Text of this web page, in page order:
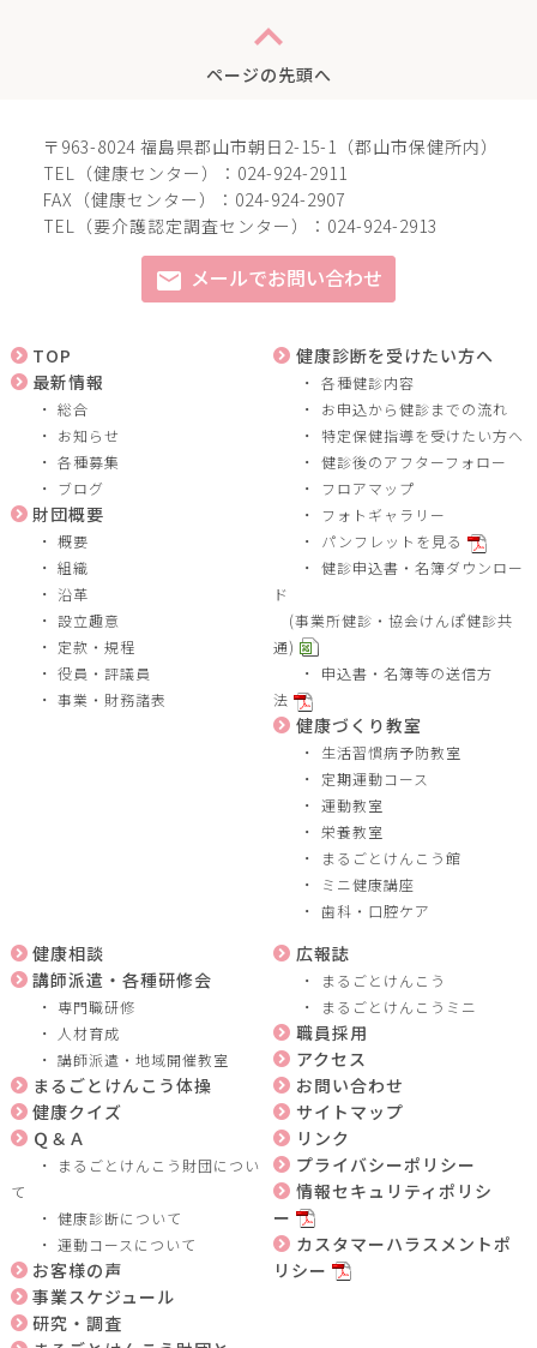
expand_less
ページの先頭へ
〒963-8024 福島県郡山市朝日2-15-1（郡山市保健所内）
TEL（健康センター）：024-924-2911
FAX（健康センター）：024-924-2907
TEL（要介護認定調査センター）：024-924-2913
mail メールでお問い合わせ
TOP
最新情報
総合
お知らせ
各種募集
ブログ
財団概要
概要
組織
沿革
設立趣意
定款・規程
役員・評議員
事業・財務諸表
健康診断を受けたい方へ
各種健診内容
お申込から健診までの流れ
特定保健指導を受けたい方へ
健診後のアフターフォロー
フロアマップ
フォトギャラリー
パンフレットを見る
健診申込書・名簿ダウンロー
ド
(事業所健診・協会けんぽ健診共
通)
申込書・名簿等の送信方
法
健康づくり教室
生活習慣病予防教室
定期運動コース
運動教室
栄養教室
まるごとけんこう館
ミニ健康講座
歯科・口腔ケア
健康相談
講師派遣・各種研修会
専門職研修
人材育成
講師派遣・地域開催教室
まるごとけんこう体操
健康クイズ
Ｑ＆Ａ
まるごとけんこう財団につい
て
健康診断について
運動コースについて
お客様の声
事業スケジュール
研究・調査
広報誌
まるごとけんこう
まるごとけんこうミニ
職員採用
アクセス
お問い合わせ
サイトマップ
リンク
プライバシーポリシー
情報セキュリティポリシ
ー
カスタマーハラスメントポ
リシー